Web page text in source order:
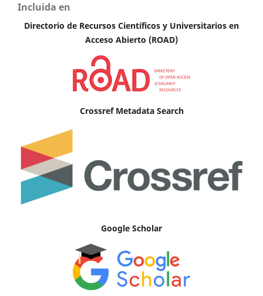
Incluida en
Directorio de Recursos Científicos y Universitarios en
Acceso Abierto (ROAD)
Crossref Metadata Search
Google Scholar